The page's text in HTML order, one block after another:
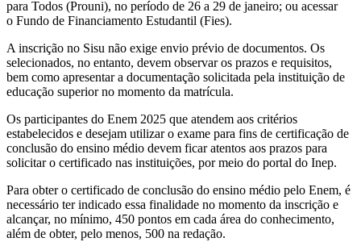
para Todos (Prouni), no período de 26 a 29 de janeiro; ou acessar
o Fundo de Financiamento Estudantil (Fies).
A inscrição no Sisu não exige envio prévio de documentos. Os
selecionados, no entanto, devem observar os prazos e requisitos,
bem como apresentar a documentação solicitada pela instituição de
educação superior no momento da matrícula.
Os participantes do Enem 2025 que atendem aos critérios
estabelecidos e desejam utilizar o exame para fins de certificação de
conclusão do ensino médio devem ficar atentos aos prazos para
solicitar o certificado nas instituições, por meio do portal do Inep.
Para obter o certificado de conclusão do ensino médio pelo Enem, é
necessário ter indicado essa finalidade no momento da inscrição e
alcançar, no mínimo, 450 pontos em cada área do conhecimento,
além de obter, pelo menos, 500 na redação.